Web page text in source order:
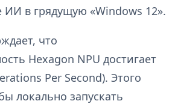
ИИ в грядущую «Windows 12».
что
Hexagon NPU достигает
Per Second). Этого
локально запускать